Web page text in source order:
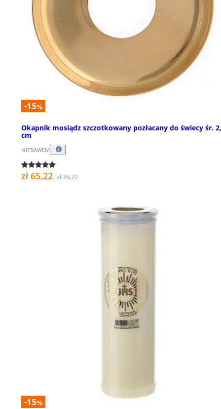
-15%
Okapnik mosiądz szczotkowany pozłacany do świecy śr.
cm
NIEBAWEM
zł 65,22 zł 76,72
-15%